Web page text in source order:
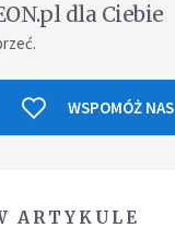
dla Ciebie
WSPOMÓŻ NAS
ARTYKULE